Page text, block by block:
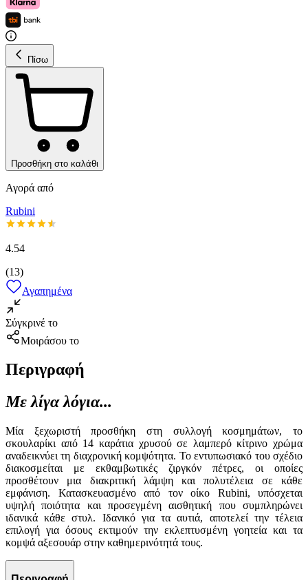
Πίσω
Προσθήκη στο καλάθι
Αγορά από
Rubini
4.54
(13)
Αγαπημένα
Σύγκρινέ το
Μοιράσου το
Περιγραφή
Με λίγα λόγια...
Μία ξεχωριστή προσθήκη στη συλλογή κοσμημάτων, το
σκουλαρίκι από 14 καράτια χρυσού σε λαμπερό κίτρινο χρώμα
αναδεικνύει τη διαχρονική κομψότητα. Το εντυπωσιακό του σχέδιο
διακοσμείται με εκθαμβωτικές ζιργκόν πέτρες, οι οποίες
προσθέτουν μια διακριτική λάμψη και πολυτέλεια σε κάθε
εμφάνιση. Κατασκευασμένο από τον οίκο Rubini, υπόσχεται
υψηλή ποιότητα και προσεγμένη αισθητική που συμπληρώνει
ιδανικά κάθε στυλ. Ιδανικό για τα αυτιά, αποτελεί την τέλεια
επιλογή για όσους εκτιμούν την εκλεπτυσμένη γοητεία και τα
κομψά αξεσουάρ στην καθημερινότητά τους.